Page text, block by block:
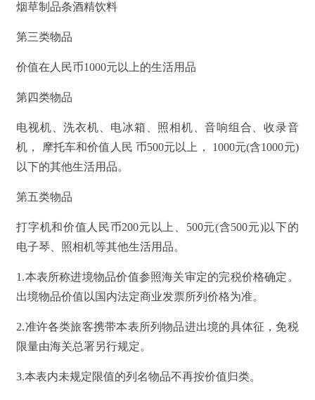
烟草制品条酒精饮料
第三类物品
价值在人民币1000元以上的生活用品
第四类物品
电视机、洗衣机、电冰箱、照相机、音响组合、收录音
机， 摩托车和价值人民 币500元以上， 1000元(含1000元)
以下的其他生活用品。
第五类物品
打字机和价值人民币200元以上、500元(含500元)以下的
电子琴、照相机等其他生活用品。
1.本表所称进境物品价值参照海关审定的完税价格确定。
出境物品价值以国内法定商业发票所列价格为准。
2.准许各类旅客携带本表所列物品进出境的具体征，免税
限量由海关总署另行规定。
3.本表内未规定限值的列名物品不再按价值归类。